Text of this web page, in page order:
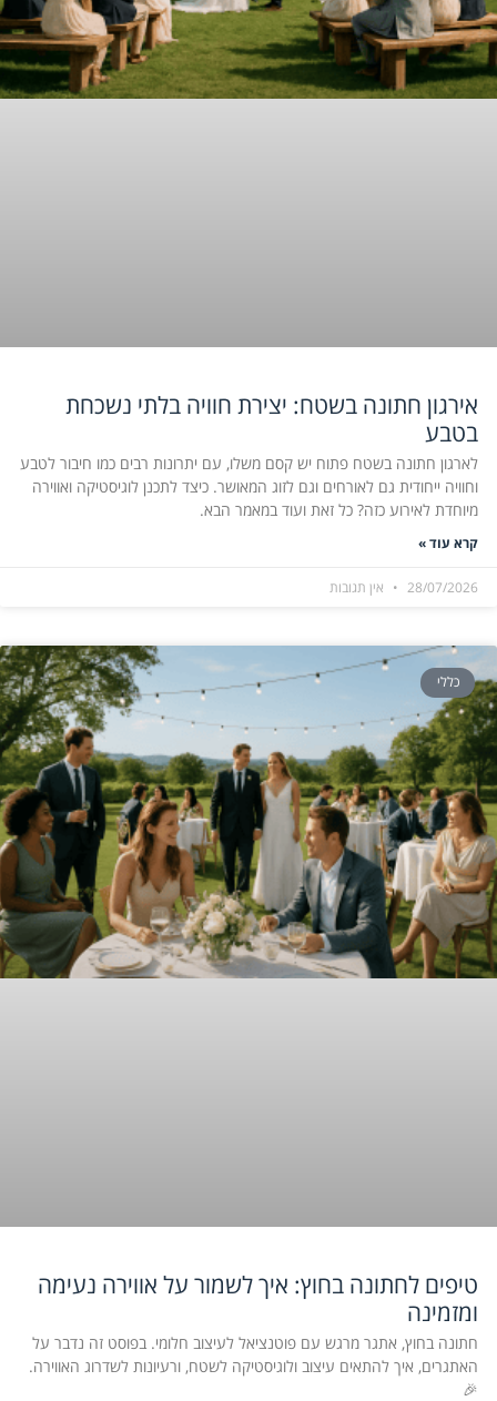
אירגון חתונה בשטח: יצירת חוויה בלתי נשכחת
בטבע
לארגון חתונה בשטח פתוח יש קסם משלו, עם יתרונות רבים כמו חיבור לטבע
וחוויה ייחודית גם לאורחים וגם לזוג המאושר. כיצד לתכנן לוגיסטיקה ואווירה
מיוחדת לאירוע כזה? כל זאת ועוד במאמר הבא.
קרא עוד »
28/07/2026 אין תגובות
כללי
טיפים לחתונה בחוץ: איך לשמור על אווירה נעימה
ומזמינה
חתונה בחוץ, אתגר מרגש עם פוטנציאל לעיצוב חלומי. בפוסט זה נדבר על
האתגרים, איך להתאים עיצוב ולוגיסטיקה לשטח, ורעיונות לשדרוג האווירה.
🎉